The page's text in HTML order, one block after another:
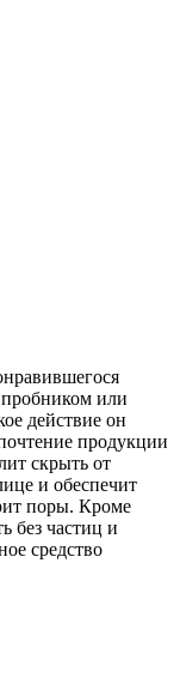
пробником или
действие он
продукции
скрыть от
и обеспечит
поры. Кроме
без частиц и
средство